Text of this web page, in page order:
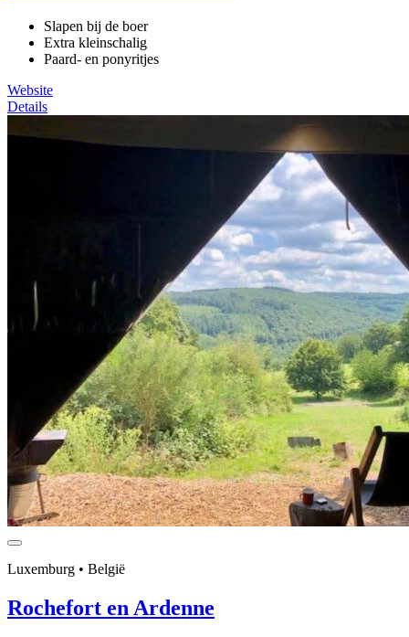
Slapen bij de boer
Extra kleinschalig
Paard- en ponyritjes
Website
Details
Luxemburg • België
Rochefort en Ardenne